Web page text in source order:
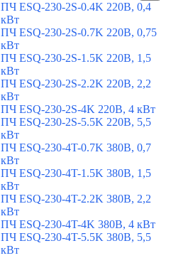
ПЧ ESQ-230-2S-0.4K 220В, 0,4
кВт
ПЧ ESQ-230-2S-0.7K 220В, 0,75
кВт
ПЧ ESQ-230-2S-1.5K 220В, 1,5
кВт
ПЧ ESQ-230-2S-2.2K 220В, 2,2
кВт
ПЧ ESQ-230-2S-4K 220В, 4 кВт
ПЧ ESQ-230-2S-5.5K 220В, 5,5
кВт
ПЧ ESQ-230-4T-0.7K 380В, 0,7
кВт
ПЧ ESQ-230-4T-1.5K 380В, 1,5
кВт
ПЧ ESQ-230-4T-2.2K 380В, 2,2
кВт
ПЧ ESQ-230-4T-4K 380В, 4 кВт
ПЧ ESQ-230-4T-5.5K 380В, 5,5
кВт